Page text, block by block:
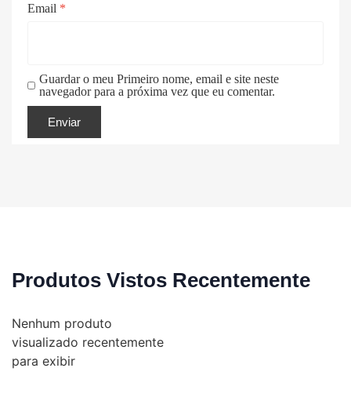
Email *
Guardar o meu Primeiro nome, email e site neste
navegador para a próxima vez que eu comentar.
Produtos Vistos Recentemente
Nenhum produto
visualizado recentemente
para exibir